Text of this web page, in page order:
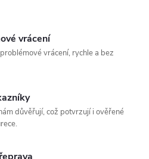
vrácení
vrácení, rychle a bez
důvěřují, což potvrzují i ověřené